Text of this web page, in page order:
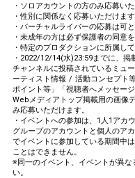
・ソロアカウントの方のみ応募いた
・性別に関係なく応募いただけます
・バーチャルライバーの応募は可と
・未成年の方は必ず保護者の同意
・特定のプロダクションに所属し
・2022/12/14(水)23:59までに、
チャンネルに投稿されているミュ
ーティスト情報 / 活動コンセプト
ポイント等」「視聴者へメッセー
Webメディアトップ掲載用の画像
み応募いただけます。
・イベントへの参加は、1人1アカ
グループのアカウントと個人のア
でイベントに参加している期間中
ことはできません。
※同一のイベント、イベントが異
い。